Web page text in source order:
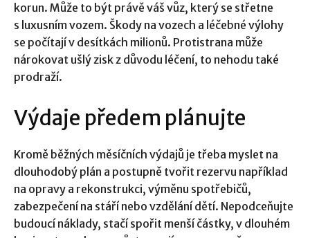
korun. Může to být právě váš vůz, který se střetne
s luxusním vozem. Škody na vozech a léčebné výlohy
se počítají v desítkách milionů. Protistrana může
nárokovat ušlý zisk z důvodu léčení, to nehodu také
prodraží.
Výdaje předem plánujte
Kromě běžných měsíčních výdajů je třeba myslet na
dlouhodobý plán a postupně tvořit rezervu například
na opravy a rekonstrukci, výměnu spotřebičů,
zabezpečení na stáří nebo vzdělání dětí. Nepodceňujte
budoucí náklady, stačí spořit menší částky, v dlouhém